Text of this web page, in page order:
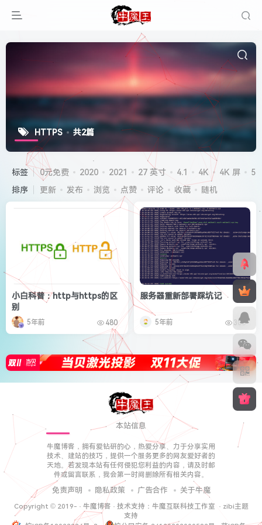
HTTPS 共2篇
标签 0元免费 2020 2021 27 英寸 4.1 4K 4K 屏
5G
排序
更新 发布 浏览 点赞 评论 收藏 随机
小白科普：http与https的区
别
5年前 480
服务器重新部署踩坑记
5年前 306
本站信息
牛魔博客，拥有爱钻研的心，热爱分享、力于分享实用
技术、建站的技巧，提供一个服务更多的网友爱好者的
天地。若发现本站有任何侵犯您利益的内容，请及时邮
件或留言联系，我会第一时间删除所有相关内容。
免责声明 隐私政策 广告合作 关于牛魔
Copyright © 2019- · 牛魔博客 · 技术支持： 牛魔互联科技工作室 · zibi主题
支持